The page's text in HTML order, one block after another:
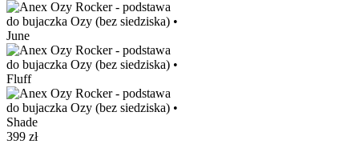
399 zł